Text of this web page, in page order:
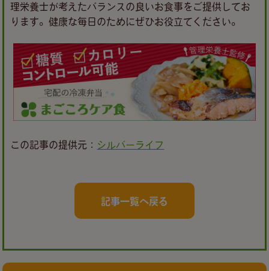
理栄養士が考えたバランスの良いお食事をご提供してお
ります。健康な毎日のためにぜひお役立てください。
この記事の提供元： シルバーライフ
記事一覧へ戻る